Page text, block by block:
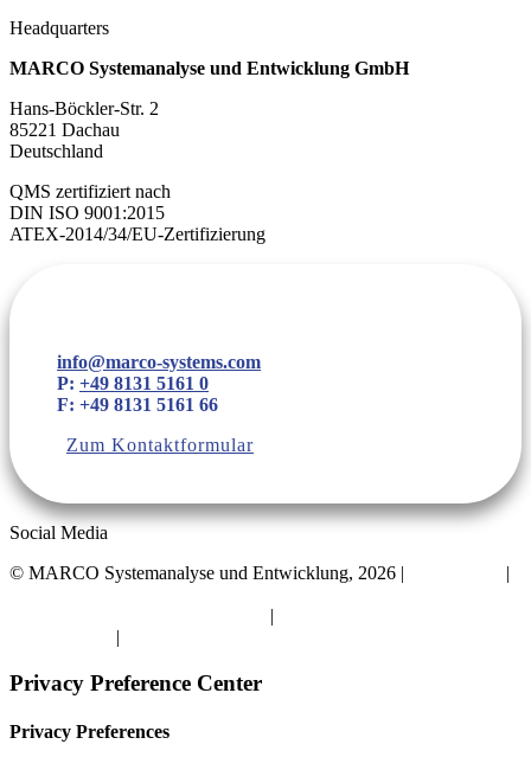
Headquarters
MARCO Systemanalyse und Entwicklung GmbH
Hans-Böckler-Str. 2
85221 Dachau
Deutschland
QMS zertifiziert nach
DIN ISO 9001:2015
ATEX-2014/34/EU-Zertifizierung
info@marco-systems.com
P: +49 8131 5161 0
F: +49 8131 5161 66
Zum Kontaktformular
Social Media
© MARCO Systemanalyse und Entwicklung, 2026 |
|
|
|
Privacy Preference Center
Privacy Preferences